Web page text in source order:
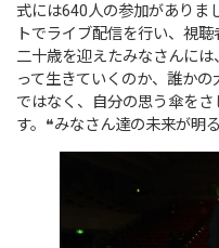
式には640人の参加がありま
トでライブ配信を行い、視聴
二十歳を迎えたみなさんに
って生きていくのか、誰か
ではなく、自分の思う傘を
す。❝みなさん達の未来が明